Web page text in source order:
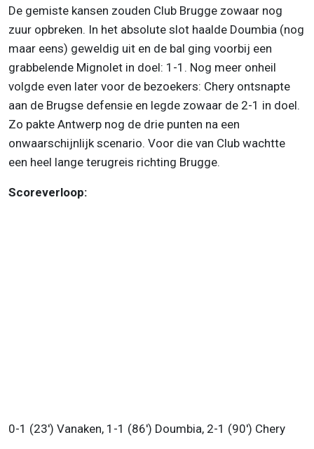
De gemiste kansen zouden Club Brugge zowaar nog
zuur opbreken. In het absolute slot haalde Doumbia (nog
maar eens) geweldig uit en de bal ging voorbij een
grabbelende Mignolet in doel: 1-1. Nog meer onheil
volgde even later voor de bezoekers: Chery ontsnapte
aan de Brugse defensie en legde zowaar de 2-1 in doel.
Zo pakte Antwerp nog de drie punten na een
onwaarschijnlijk scenario. Voor die van Club wachtte
een heel lange terugreis richting Brugge.
Scoreverloop:
0-1 (23') Vanaken, 1-1 (86') Doumbia, 2-1 (90') Chery